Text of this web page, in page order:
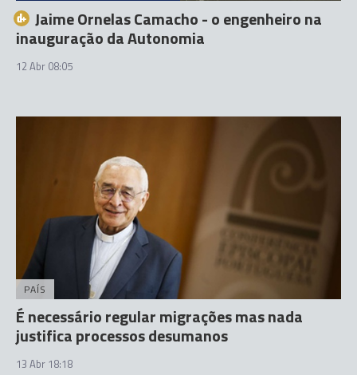
Jaime Ornelas Camacho - o engenheiro na
inauguração da Autonomia
12 Abr 08:05
PAÍS
É necessário regular migrações mas nada
justifica processos desumanos
13 Abr 18:18